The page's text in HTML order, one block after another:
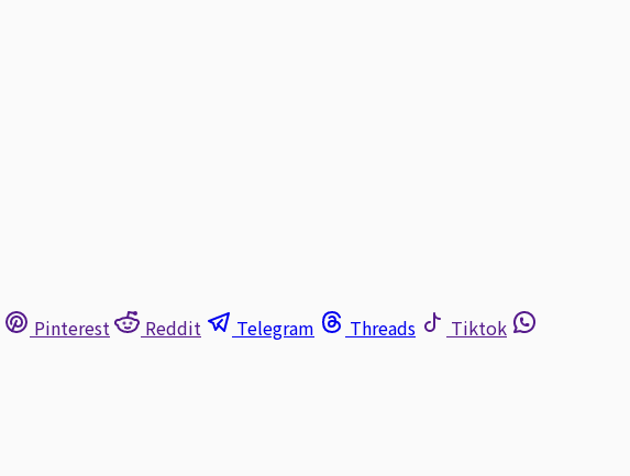
Pinterest Reddit Telegram Threads
Tiktok